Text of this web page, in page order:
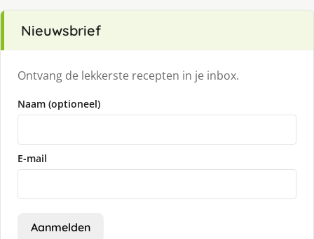
Nieuwsbrief
Ontvang de lekkerste recepten in je inbox.
Naam (optioneel)
E-mail
Aanmelden